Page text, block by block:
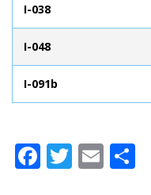
I-038
I-048
I-091b
Facebook
Twitter
Email